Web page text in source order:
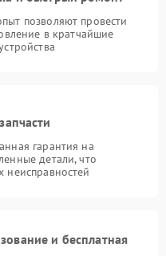
позволяют провести
в кратчайшие
гарантия на
детали, что
неисправностей
и бесплатная